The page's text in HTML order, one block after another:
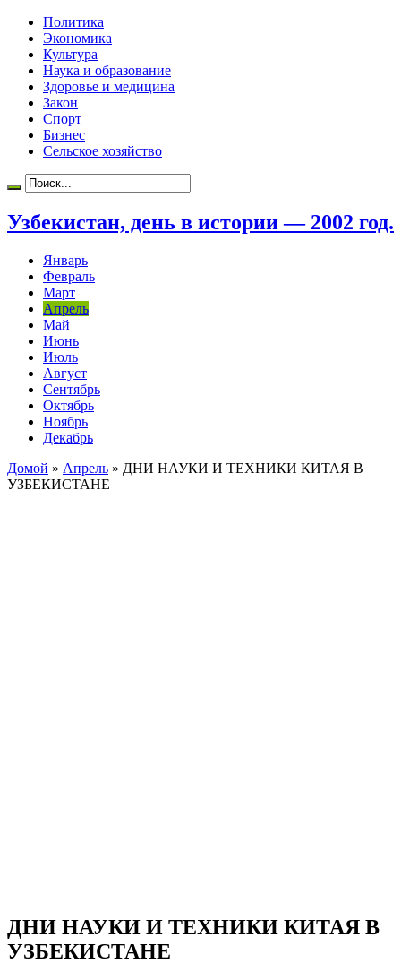
Политика
Экономика
Культура
Наука и образование
Здоровье и медицина
Закон
Спорт
Бизнес
Сельское хозяйство
Узбекистан, день в истории — 2002 год.
Январь
Февраль
Март
Апрель
Май
Июнь
Июль
Август
Сентябрь
Октябрь
Ноябрь
Декабрь
Домой » Апрель » ДНИ НАУКИ И ТЕХНИКИ КИТАЯ В
УЗБЕКИСТАНЕ
ДНИ НАУКИ И ТЕХНИКИ КИТАЯ В
УЗБЕКИСТАНЕ